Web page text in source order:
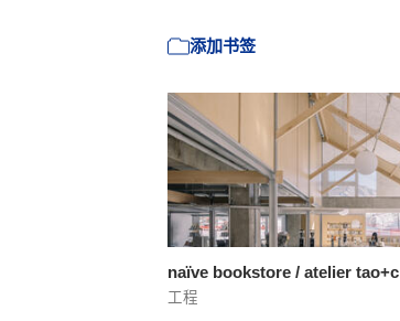
添加书签
naïve bookstore / atelier tao+c
工程